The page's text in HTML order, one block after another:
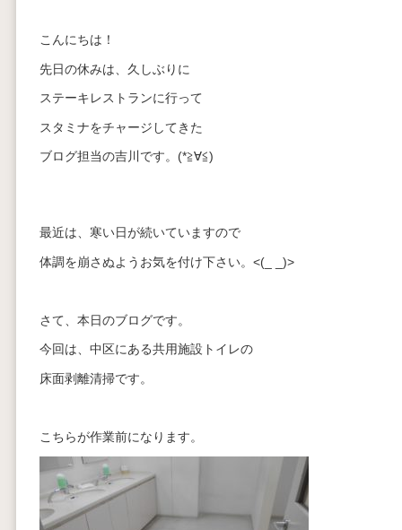
こんにちは！
先日の休みは、久しぶりに
ステーキレストランに行って
スタミナをチャージしてきた
ブログ担当の吉川です。(*≧∀≦)
最近は、寒い日が続いていますので
体調を崩さぬようお気を付け下さい。<(_ _)>
さて、本日のブログです。
今回は、中区にある共用施設トイレの
床面剥離清掃です。
こちらが作業前になります。